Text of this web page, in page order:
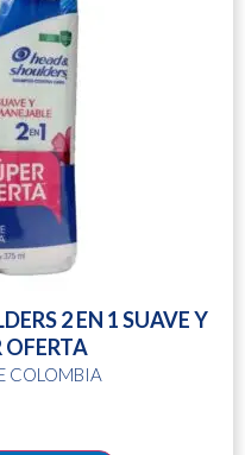
2 EN 1 SUAVE Y
OFERTA
COLOMBIA